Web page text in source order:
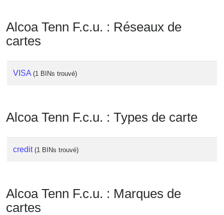
Lookup
IP
Checker
Alcoa Tenn F.c.u. : Réseaux de
cartes
VISA (1 BINs trouvé)
Alcoa Tenn F.c.u. : Types de carte
credit (1 BINs trouvé)
Alcoa Tenn F.c.u. : Marques de
cartes